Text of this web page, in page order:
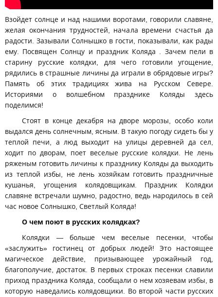
Взойдет солнце и над нашими воротами, говорили славяне,
желая окончания трудностей, начала времени счастья да
радости. Зазывали Солнышко в гости, показывали, как рады
ему. Посвящен Солнцу и праздник Коляда . Зачем пели в
старину русские колядки, для чего готовили угощение,
рядились в страшные личины да играли в обрядовые игры?
Память об этих традициях жива на Русском Севере.
Историями о волшебном празднике Коляды здесь
поделимся!
Стоят в конце декабря на дворе морозы, особо коли
выдался день солнечным, ясным. В такую погоду сидеть бы у
теплой печи, а люд выходит на улицы деревней да сел,
ходит по дворам, поет веселые русские колядки. Не лень
ряженым готовить личины к празднику Коляды да выходить
из теплой избы, не лень хозяйкам готовить праздничные
кушанья, угощения колядовщикам. Праздник Колядки
славяне встречали шумно, радостно, ведь народилось в сей
час новое Солнышко, Светлый Коляда!
О чем поют в русских колядках?
Колядки — больше чем веселые песенки, чтобы
«заслужить» гостинец от добрых людей! Это настоящее
магическое действие, призывающее урожайный год,
благополучие, достаток. В первых строках песенки славили
приход праздника Коляда, сообщали о нем хозяевам избы, в
которую наведались колядовщики. Во второй части русских